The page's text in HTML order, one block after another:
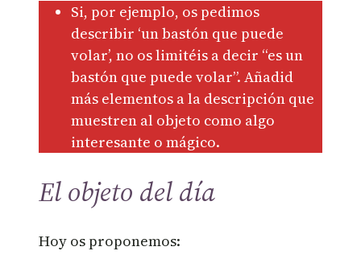
Si, por ejemplo, os pedimos
describir ‘un bastón que puede
volar’, no os limitéis a decir “es un
bastón que puede volar”. Añadid
más elementos a la descripción que
muestren al objeto como algo
interesante o mágico.
El objeto del día
Hoy os proponemos: